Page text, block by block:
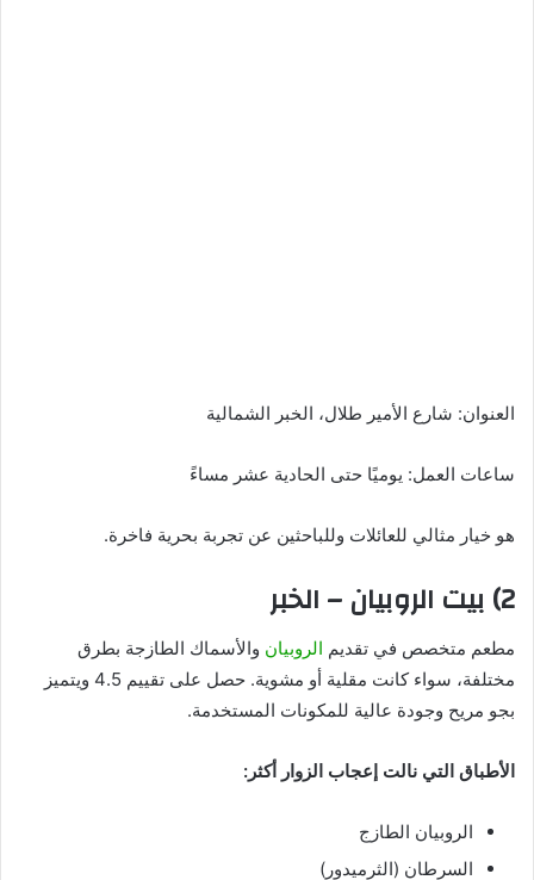
العنوان: شارع الأمير طلال، الخبر الشمالية
ساعات العمل: يوميًا حتى الحادية عشر مساءً
هو خيار مثالي للعائلات وللباحثين عن تجربة بحرية فاخرة.
2) بيت الروبيان – الخبر
مطعم متخصص في تقديم الروبيان والأسماك الطازجة بطرق
مختلفة، سواء كانت مقلية أو مشوية. حصل على تقييم 4.5 ويتميز
بجو مريح وجودة عالية للمكونات المستخدمة.
الأطباق التي نالت إعجاب الزوار أكثر:
الروبيان الطازج
السرطان (الثرميدور)